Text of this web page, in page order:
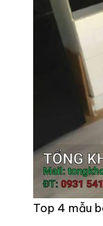
Giỏ hàng
Chưa có
Top 4 mẫu